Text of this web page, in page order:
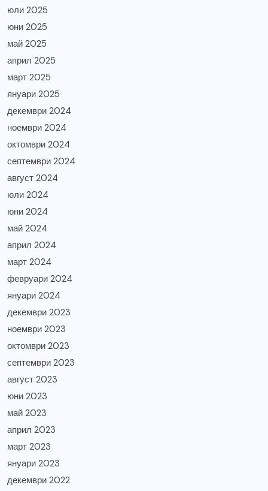
юли 2025
юни 2025
май 2025
април 2025
март 2025
януари 2025
декември 2024
ноември 2024
октомври 2024
септември 2024
август 2024
юли 2024
юни 2024
май 2024
април 2024
март 2024
февруари 2024
януари 2024
декември 2023
ноември 2023
октомври 2023
септември 2023
август 2023
юни 2023
май 2023
април 2023
март 2023
януари 2023
декември 2022